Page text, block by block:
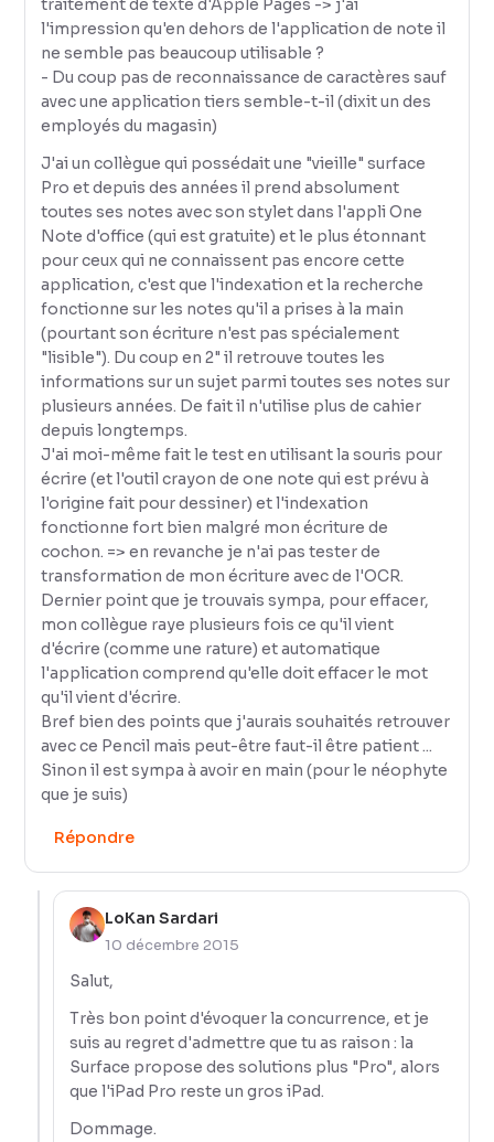
traitement de texte d'Apple Pages -> j'ai
l'impression qu'en dehors de l'application de note il
ne semble pas beaucoup utilisable ?
- Du coup pas de reconnaissance de caractères sauf
avec une application tiers semble-t-il (dixit un des
employés du magasin)
J'ai un collègue qui possédait une "vieille" surface
Pro et depuis des années il prend absolument
toutes ses notes avec son stylet dans l'appli One
Note d'office (qui est gratuite) et le plus étonnant
pour ceux qui ne connaissent pas encore cette
application, c'est que l'indexation et la recherche
fonctionne sur les notes qu'il a prises à la main
(pourtant son écriture n'est pas spécialement
"lisible"). Du coup en 2" il retrouve toutes les
informations sur un sujet parmi toutes ses notes sur
plusieurs années. De fait il n'utilise plus de cahier
depuis longtemps.
J'ai moi-même fait le test en utilisant la souris pour
écrire (et l'outil crayon de one note qui est prévu à
l'origine fait pour dessiner) et l'indexation
fonctionne fort bien malgré mon écriture de
cochon. => en revanche je n'ai pas tester de
transformation de mon écriture avec de l'OCR.
Dernier point que je trouvais sympa, pour effacer,
mon collègue raye plusieurs fois ce qu'il vient
d'écrire (comme une rature) et automatique
l'application comprend qu'elle doit effacer le mot
qu'il vient d'écrire.
Bref bien des points que j'aurais souhaités retrouver
avec ce Pencil mais peut-être faut-il être patient ...
Sinon il est sympa à avoir en main (pour le néophyte
que je suis)
Répondre
LoKan Sardari
10 décembre 2015
Salut,
Très bon point d'évoquer la concurrence, et je
suis au regret d'admettre que tu as raison : la
Surface propose des solutions plus "Pro", alors
que l'iPad Pro reste un gros iPad.
Dommage.